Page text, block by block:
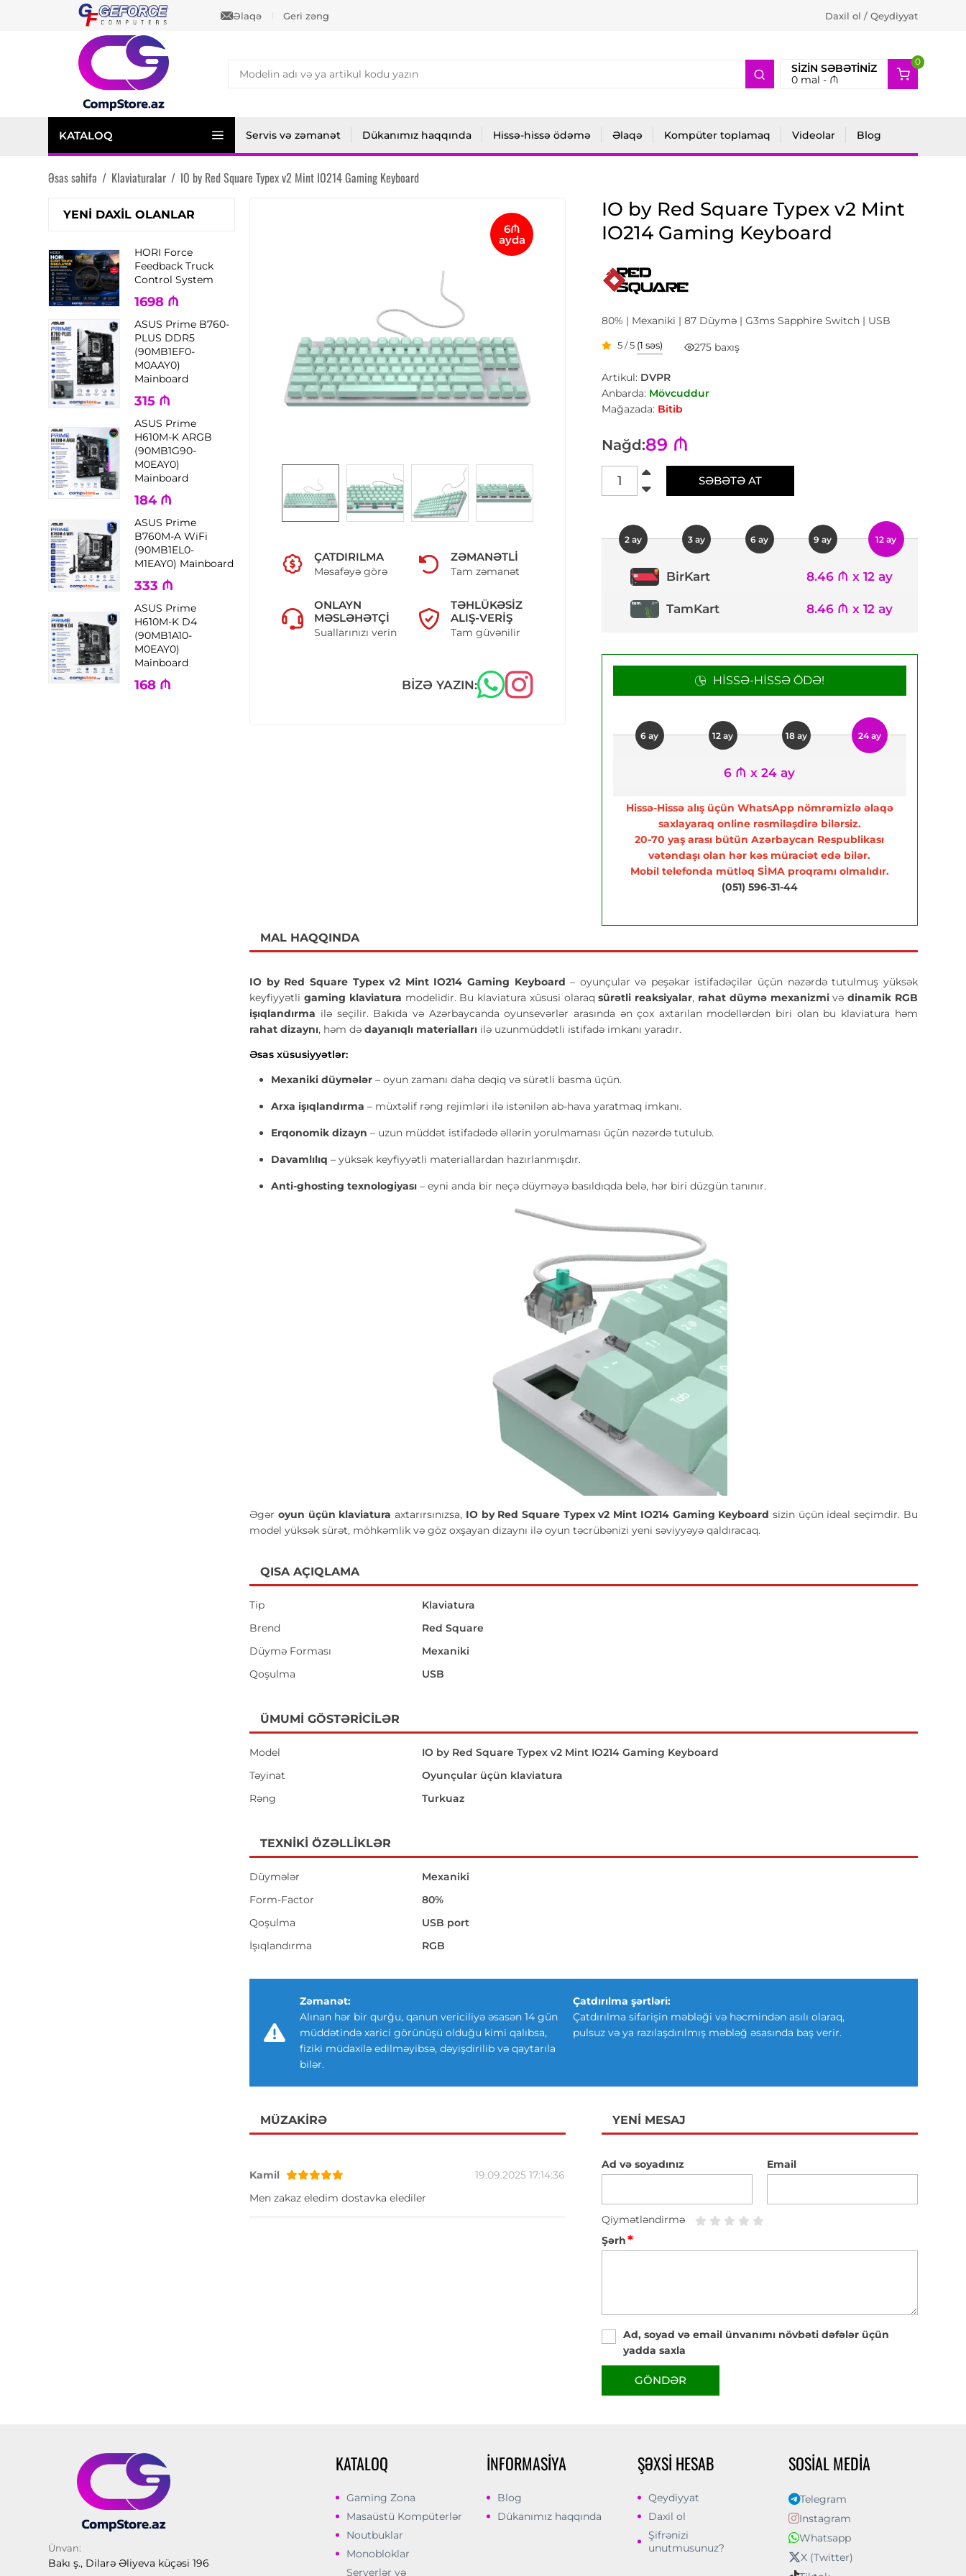
Əlaqə Geri zəng Daxil ol / Qeydiyyat
SIZIN SƏBƏTINIZ
0mal - ₼
0
2
KATALOQ Servis və zəmanət Dükanımız haqqında Hissə-hissə ödəmə Əlaqə Kompüter toplamaq Videolar Blog
Əsas səhifə / Klaviaturalar / IO by Red Square Typex v2 Mint IO214 Gaming Keyboard
YENI DAXIL OLANLAR
HORI Force
Feedback Truck
Control System
1698 ₼
ASUS Prime B760-
PLUS DDR5
(90MB1EF0-
M0AAY0)
Mainboard
315 ₼
ASUS Prime
H610M-K ARGB
(90MB1G90-
M0EAY0)
Mainboard
184 ₼
ASUS Prime
B760M-A WiFi
(90MB1EL0-
M1EAY0) Mainboard
333 ₼
ASUS Prime
H610M-K D4
(90MB1A10-
M0EAY0)
Mainboard
168 ₼
6₼
ayda
ÇATDIRILMA
Məsafəyə görə
ZƏMANƏTLI
Tam zəmanət
ONLAYN
MƏSLƏHƏTÇI
Suallarınızı verin
TƏHLÜKƏSIZ
ALIŞ-VERIŞ
Tam güvənilir
BIZƏ YAZIN:
IO by Red Square Typex v2 Mint
IO214 Gaming Keyboard
80% | Mexaniki | 87 Düymə | G3ms Sapphire Switch | USB
5 / 5 (1 səs) 275 baxış
Artikul: DVPR
Anbarda: Mövcuddur
Mağazada: Bitib
Nağd:89 ₼
SƏBƏTƏ AT
2 ay 3 ay 6 ay 9 ay 12 ay
BirKart 8.46 ₼ x 12 ay
TamKart 8.46 ₼ x 12 ay
HISSƏ-HISSƏ ÖDƏ!
6 ay 12 ay 18 ay 24 ay
6 ₼ x 24 ay
Hissə-Hissə alış üçün WhatsApp nömrəmizlə əlaqə
saxlayaraq online rəsmiləşdirə bilərsiz.
20-70 yaş arası bütün Azərbaycan Respublikası
vətəndaşı olan hər kəs müraciət edə bilər.
Mobil telefonda mütləq SİMA proqramı olmalıdır.
(051) 596-31-44
MAL HAQQINDA
IO by Red Square Typex v2 Mint IO214 Gaming Keyboard – oyunçular və peşəkar istifadəçilər üçün nəzərdə tutulmuş yüksək
keyfiyyətli gaming klaviatura modelidir. Bu klaviatura xüsusi olaraqsürətli reaksiyalar, rahat düymə mexanizmivədinamik RGB
işıqlandırma ilə seçilir. Bakıda və Azərbaycanda oyunsevərlər arasında ən çox axtarılan modellərdən biri olan bu klaviatura həm
rahat dizaynı, həm dədayanıqlı materialları ilə uzunmüddətli istifadə imkanı yaradır.
Əsas xüsusiyyətlər:
Mexaniki düymələr – oyun zamanı daha dəqiq və sürətli basma üçün.
Arxa işıqlandırma – müxtəlif rəng rejimləri ilə istənilən ab-hava yaratmaq imkanı.
Erqonomik dizayn – uzun müddət istifadədə əllərin yorulmaması üçün nəzərdə tutulub.
Davamlılıq – yüksək keyfiyyətli materiallardan hazırlanmışdır.
Anti-ghosting texnologiyası – eyni anda bir neçə düyməyə basıldıqda belə, hər biri düzgün tanınır.
Əgər oyun üçün klaviatura axtarırsınızsa, IO by Red Square Typex v2 Mint IO214 Gaming Keyboard sizin üçün ideal seçimdir. Bu
model yüksək sürət, möhkəmlik və göz oxşayan dizaynı ilə oyun təcrübənizi yeni səviyyəyə qaldıracaq.
QISA AÇIQLAMA
Tip
Klaviatura
Brend
Red Square
Düymə Forması
Mexaniki
Qoşulma
USB
ÜMUMI GÖSTƏRICILƏR
Model
IO by Red Square Typex v2 Mint IO214 Gaming Keyboard
Təyinat
Oyunçular üçün klaviatura
Rəng
Turkuaz
TEXNIKI ÖZƏLLIKLƏR
Düymələr
Mexaniki
Form-Factor
80%
Qoşulma
USB port
İşıqlandırma
RGB
Zəmanət:
Alınan hər bir qurğu, qanun vericiliyə əsasən 14 gün
müddətində xarici görünüşü olduğu kimi qalıbsa,
fiziki müdaxilə edilməyibsə, dəyişdirilib və qaytarıla
bilər.
Çatdırılma şərtləri:
Çatdırılma sifarişin məbləği və həcmindən asılı olaraq,
pulsuz və ya razılaşdırılmış məbləğ əsasında baş verir.
MÜZAKIRƏ
Kamil
19.09.2025 17:14:36
Men zakaz eledim dostavka elediler
YENI MESAJ
Ad və soyadınız Email
Qiymətləndirmə
Şərh*
Ad, soyad və email ünvanımı növbəti dəfələr üçün
yadda saxla
GÖNDƏR
Ünvan:
Bakı ş., Dilarə Əliyeva küçəsi 196
KATALOQ
Gaming Zona
Masaüstü Kompüterlər
Noutbuklar
Monobloklar
Serverlər və
İNFORMASIYA
Blog
Dükanımız haqqında
ŞƏXSI HESAB
Qeydiyyat
Daxil ol
Şifrənizi
unutmusunuz?
SOSIAL MEDIA
Telegram
Instagram
Whatsapp
X (Twitter)